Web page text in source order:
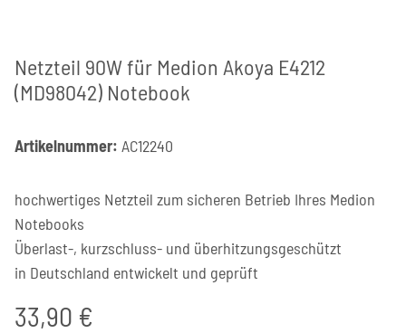
Netzteil 90W für Medion Akoya E4212
(MD98042) Notebook
Artikelnummer: AC12240
hochwertiges Netzteil zum sicheren Betrieb Ihres Medion
Notebooks
Überlast-, kurzschluss- und überhitzungsgeschützt
in Deutschland entwickelt und geprüft
33,90 €